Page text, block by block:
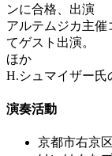
ンに合格、出演
アルテムジカ主催
てゲスト出演。
ほか
H.シュマイザー氏
演奏活動
京都市右京